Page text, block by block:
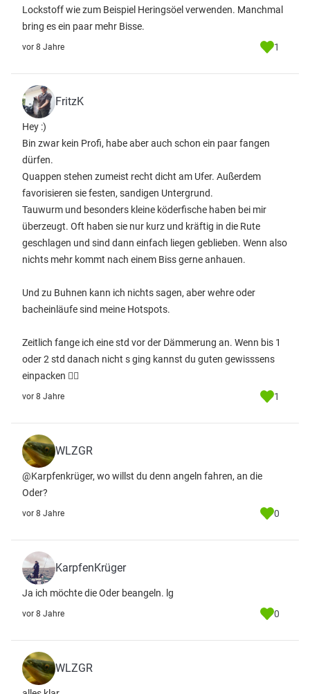
Lockstoff wie zum Beispiel Heringsöel verwenden. Manchmal
bring es ein paar mehr Bisse.
vor 8 Jahre 1
FritzK
Hey :)
Bin zwar kein Profi, habe aber auch schon ein paar fangen
dürfen.
Quappen stehen zumeist recht dicht am Ufer. Außerdem
favorisieren sie festen, sandigen Untergrund.
Tauwurm und besonders kleine köderfische haben bei mir
überzeugt. Oft haben sie nur kurz und kräftig in die Rute
geschlagen und sind dann einfach liegen geblieben. Wenn also
nichts mehr kommt nach einem Biss gerne anhauen.
Und zu Buhnen kann ich nichts sagen, aber wehre oder
bacheinläufe sind meine Hotspots.
Zeitlich fange ich eine std vor der Dämmerung an. Wenn bis 1
oder 2 std danach nicht s ging kannst du guten gewisssens
einpacken 👍🏼
vor 8 Jahre 1
WLZGR
@Karpfenkrüger, wo willst du denn angeln fahren, an die
Oder?
vor 8 Jahre 0
KarpfenKrüger
Ja ich möchte die Oder beangeln. lg
vor 8 Jahre 0
WLZGR